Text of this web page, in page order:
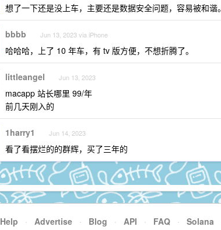
想了一下还是没上车，主要还是数据安全问题，容易被和谐。
bbbb Jun 13, 2023 via iPhone
哈哈哈，上了 10 年车，有 tv 版方便，不想折腾了。
littleangel Jun 13, 2023
macapp 站长哪里 99/年
前几天刚入的
1harry1 Jun 14, 2023
看了看摆烂的的群辉，买了三年的
Help · Advertise · Blog · API · FAQ · Solana